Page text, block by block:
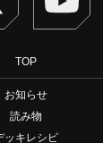
TOP
お知らせ
読み物
ッキレシピ